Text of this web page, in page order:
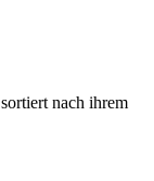
nach ihrem